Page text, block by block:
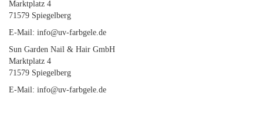
Marktplatz 4
71579 Spiegelberg
E-Mail: info@uv-farbgele.de
Sun Garden Nail & Hair GmbH
Marktplatz 4
71579 Spiegelberg
E-Mail: info@uv-farbgele.de